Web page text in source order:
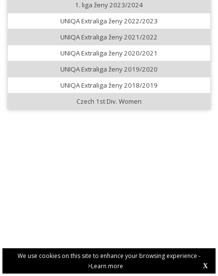
We use cookies on this site to enhance your browsing experience -
>Learn more
X
1. liga ženy 2023/2024
UNIQA Extraliga ženy 2022/2023
UNIQA Extraliga ženy 2021/2022
UNIQA Extraliga ženy 2020/2021
UNIQA Extraliga ženy 2019/2020
UNIQA Extraliga ženy 2018/2019
Czech 1st Div. Women